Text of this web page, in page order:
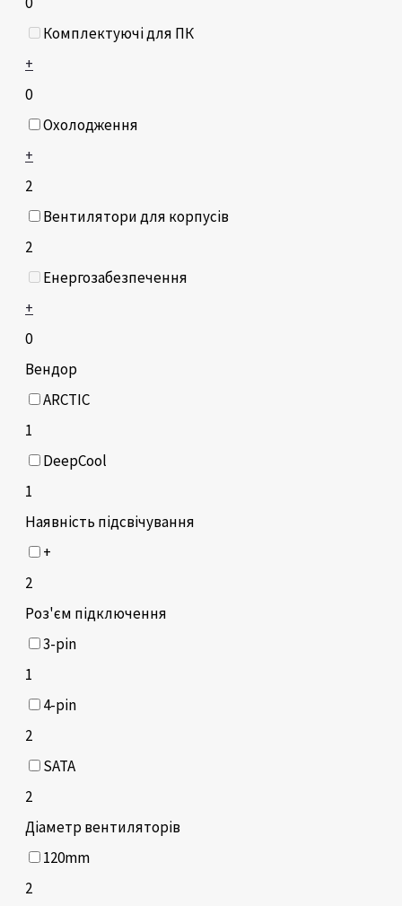
Комплектуючі для ПК
+
0
Охолодження
+
2
Вентилятори для корпусів
2
Енергозабезпечення
+
0
Вендор
ARCTIC
1
DeepCool
1
Наявність підсвічування
+
2
Роз'єм підключення
3-pin
1
4-pin
2
SATA
2
Діаметр вентиляторів
120mm
2